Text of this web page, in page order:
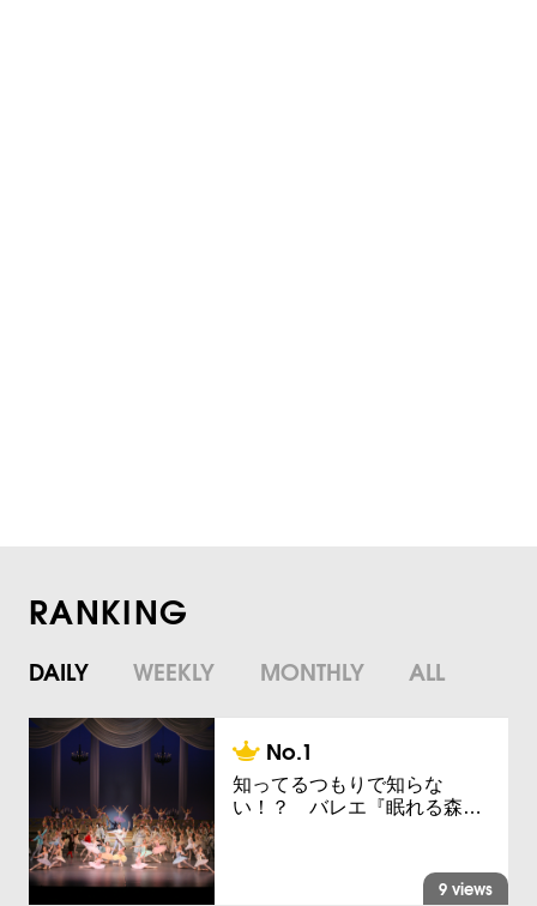
RANKING
DAILY WEEKLY MONTHLY ALL
知ってるつもりで知らな
い！？ バレエ『眠れる森…
9 views